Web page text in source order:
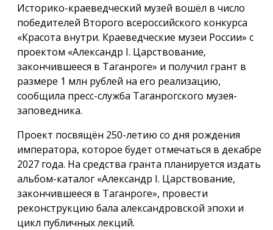
Историко-краеведческий музей вошёл в число
победителей Второго всероссийского конкурса
«Красота внутри. Краеведческие музеи России» с
проектом «Александр I. Царствование,
закончившееся в Таганроге» и получил грант в
размере 1 млн рублей на его реализацию,
сообщила пресс-служба Таганрогского музея-
заповедника.
Проект посвящён 250-летию со дня рождения
императора, которое будет отмечаться в декабре
2027 года. На средства гранта планируется издать
альбом-каталог «Александр I. Царствование,
закончившееся в Таганроге», провести
реконструкцию бала александровской эпохи и
цикл публичных лекций.